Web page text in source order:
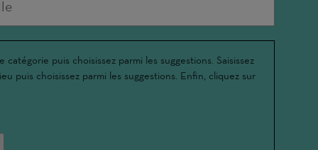
catégorie puis choisissez parmi les suggestions. Saisissez
puis choisissez parmi les suggestions. Enfin, cliquez sur